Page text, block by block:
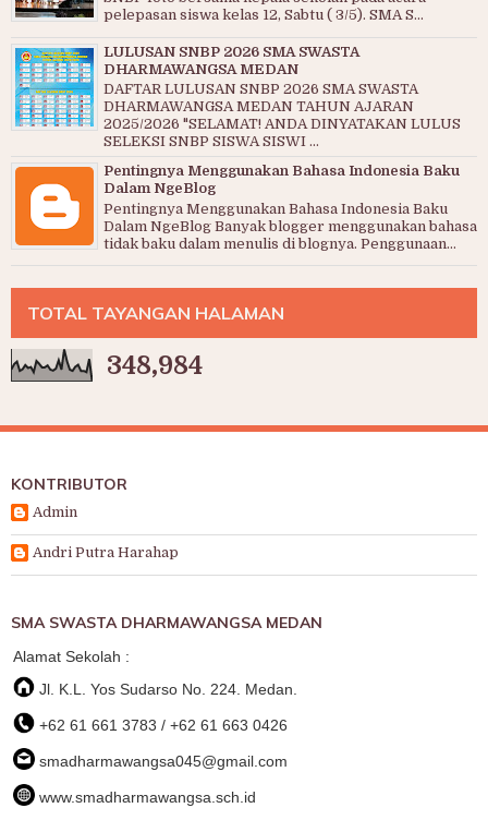
pelepasan siswa kelas 12, Sabtu ( 3/5). SMA S...
LULUSAN SNBP 2026 SMA SWASTA
DHARMAWANGSA MEDAN
DAFTAR LULUSAN SNBP 2026 SMA SWASTA
DHARMAWANGSA MEDAN TAHUN AJARAN
2025/2026 "SELAMAT! ANDA DINYATAKAN LULUS
SELEKSI SNBP SISWA SISWI ...
Pentingnya Menggunakan Bahasa Indonesia Baku
Dalam NgeBlog
Pentingnya Menggunakan Bahasa Indonesia Baku
Dalam NgeBlog Banyak blogger menggunakan bahasa
tidak baku dalam menulis di blognya. Penggunaan...
TOTAL TAYANGAN HALAMAN
348,984
KONTRIBUTOR
Admin
Andri Putra Harahap
SMA SWASTA DHARMAWANGSA MEDAN
Alamat Sekolah :
Jl. K.L. Yos Sudarso No. 224. Medan.
+62 61 661 3783 / +62 61 663 0426
smadharmawangsa045@gmail.com
www.smadharmawangsa.sch.id